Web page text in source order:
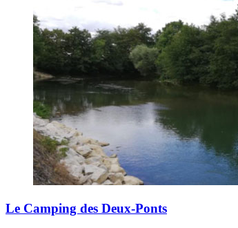
Le Camping des Deux-Ponts